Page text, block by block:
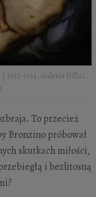
| 1532-1534, Galeria Uffizi,
To przecież
Bronzino próbował
skutkach miłości,
i bezlitosną